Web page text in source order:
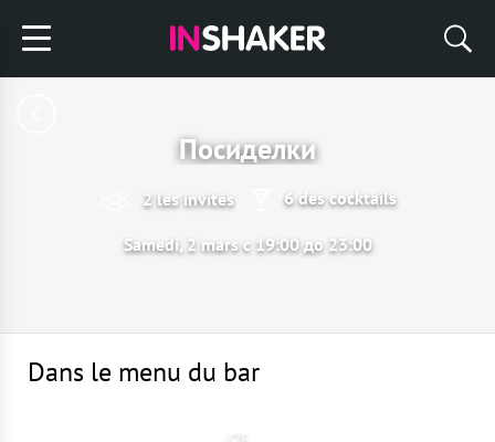
Посиделки
2 les invités 6 des cocktails
Samedi, 2 mars с 19:00 до 23:00
Dans le menu du bar